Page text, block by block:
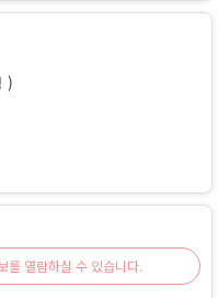
)
를 열람하실 수 있습니다.